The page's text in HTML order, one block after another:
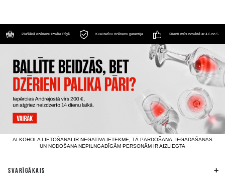
Plašākā dzērienu izvēle Rīgā Kvalitatīvu dzērienu garantija Klienti mūs novērtē ar 4.6 no 5
ALKOHOLA LIETOŠANAI IR NEGATĪVA IETEKME, TĀ PĀRDOŠANA, IEGĀDĀŠANĀS
UN NODOŠANA NEPILNGADĪGĀM PERSONĀM IR AIZLIEGTA
SVARĪGĀKAIS